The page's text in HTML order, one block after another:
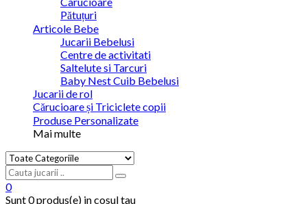
Pătuțuri
Articole Bebe
Jucarii Bebelusi
Centre de activitati
Saltelute si Tarcuri
Baby Nest Cuib Bebelusi
Jucarii de rol
Cărucioare și Triciclete copii
Produse Personalizate
Mai multe
0
Sunt0 produs(e) in cosul tau